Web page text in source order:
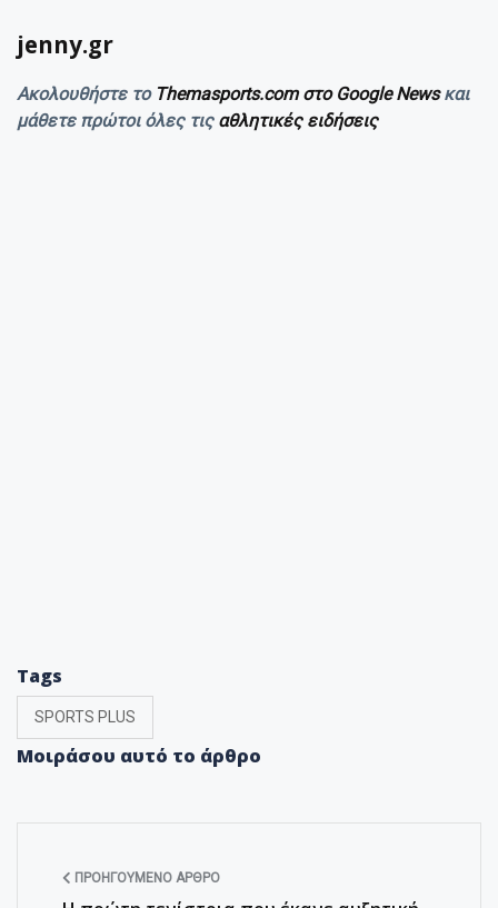
jenny.gr
Ακολουθήστε το Themasports.com στο Google Newsκαι
μάθετε πρώτοι όλες τις αθλητικές ειδήσεις
Tags
SPORTS PLUS
Μοιράσου αυτό το άρθρο
ΠΡΟΗΓΟΎΜΕΝΟ ΆΡΘΡΟ